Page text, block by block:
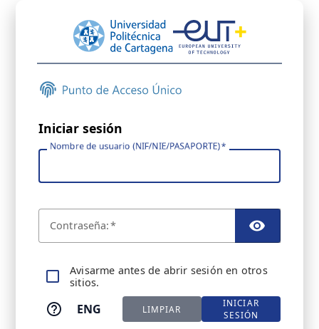
Iniciar sesión
Nombre de usuario (NIF/NIE/PASAPORTE)
Contraseña:
Avisarme antes de abrir sesión en otros
sitios.
ENG LIMPIAR
INICIAR
SESIÓN